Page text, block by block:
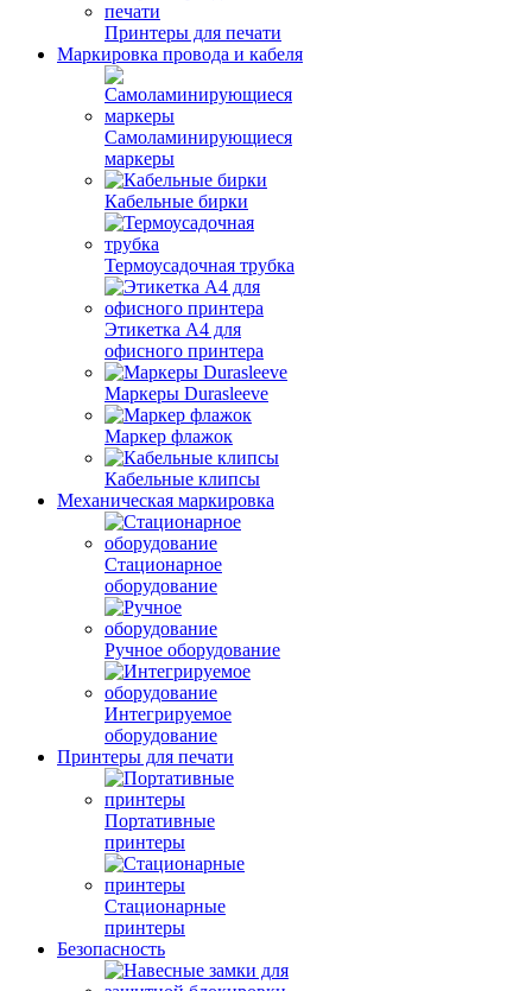
Принтеры для печати
Маркировка провода и кабеля
Самоламинирующиеся
маркеры
Кабельные бирки
Термоусадочная трубка
Этикетка А4 для
офисного принтера
Маркеры Durasleeve
Маркер флажок
Кабельные клипсы
Механическая маркировка
Стационарное
оборудование
Ручное оборудование
Интегрируемое
оборудование
Принтеры для печати
Портативные
принтеры
Стационарные
принтеры
Безопасность